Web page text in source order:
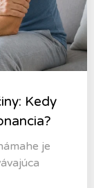
Kedy
je